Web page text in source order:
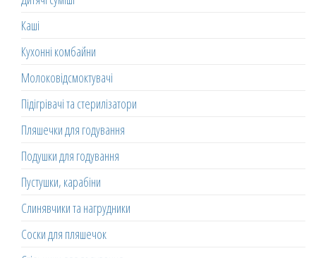
Каші
Кухонні комбайни
Молоковідсмоктувачі
Підігрівачі та стерилізатори
Пляшечки для годування
Подушки для годування
Пустушки, карабіни
Слинявчики та нагрудники
Соски для пляшечок